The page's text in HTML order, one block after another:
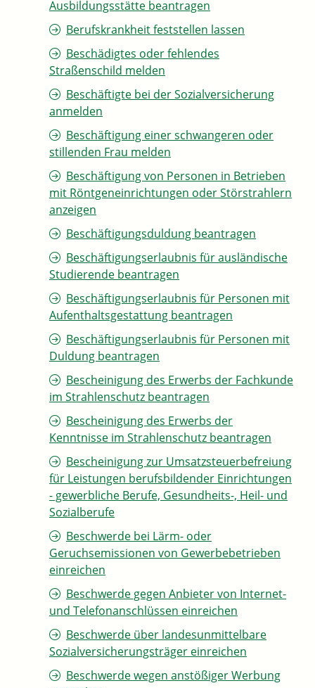
Ausbildungsstätte beantragen
Berufskrankheit feststellen lassen
Beschädigtes oder fehlendes
Straßenschild melden
Beschäftigte bei der Sozialversicherung
anmelden
Beschäftigung einer schwangeren oder
stillenden Frau melden
Beschäftigung von Personen in Betrieben
mit Röntgeneinrichtungen oder Störstrahlern
anzeigen
Beschäftigungsduldung beantragen
Beschäftigungserlaubnis für ausländische
Studierende beantragen
Beschäftigungserlaubnis für Personen mit
Aufenthaltsgestattung beantragen
Beschäftigungserlaubnis für Personen mit
Duldung beantragen
Bescheinigung des Erwerbs der Fachkunde
im Strahlenschutz beantragen
Bescheinigung des Erwerbs der
Kenntnisse im Strahlenschutz beantragen
Bescheinigung zur Umsatzsteuerbefreiung
für Leistungen berufsbildender Einrichtungen
- gewerbliche Berufe, Gesundheits-, Heil- und
Sozialberufe
Beschwerde bei Lärm- oder
Geruchsemissionen von Gewerbebetrieben
einreichen
Beschwerde gegen Anbieter von Internet-
und Telefonanschlüssen einreichen
Beschwerde über landesunmittelbare
Sozialversicherungsträger einreichen
Beschwerde wegen anstößiger Werbung